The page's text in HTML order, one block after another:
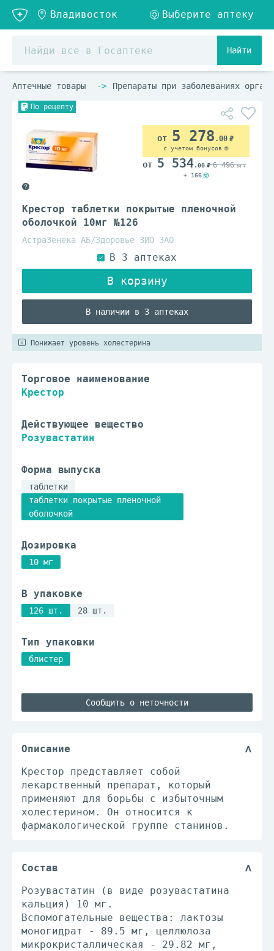
Найти
Аптечные товары Препараты при заболеваниях
По рецепту
Крестор таблетки покрытые пленочной
оболочкой 10мг №126
АстраЗенека АБ/Здоровье ЗИО ЗАО
В наличии в 3 аптеках
5 278 .00
с учетом бонусов
5 534.00 6 496.00
+ 166
Понижает уровень холестерина
Торговое наименование
Крестор
Действующее вещество
Розувастатин
Форма выпуска
таблетки
таблетки покрытые пленочной
оболочкой
Дозировка
10 мг
В упаковке
126 шт. 28 шт.
Тип упаковки
блистер
Сообщить о неточности
Описание
Крестор представляет собой
лекарственный препарат, который
применяют для борьбы с избыточным
холестерином. Он относится к
фармакологической группе станинов.
Состав
Розувастатин (в виде розувастатина
кальция) 10 мг.
Вспомогательные вещества: лактозы
моногидрат - 89.5 мг, целлюлоза
микрокристаллическая - 29.82 мг,